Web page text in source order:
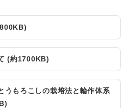
(約1700KB)
うもろこしの栽培法と輪作体系